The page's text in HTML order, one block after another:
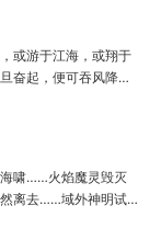
功的系统。秦淮：美
发现这好像不是个
怪怪的东西。连带着
人……不过没事。遇
戏自由度极高，请玩
或游于江海，或翔于
奋起，便可吞风降
此处人间也有龙。人
分野，定鼎问道，证
一开始也想成龙，但
就决定改行，去黜落
，黜遍天下龙，使世
啸……火焰魔灵毁灭
离去……域外神明试
达的未来世界。也